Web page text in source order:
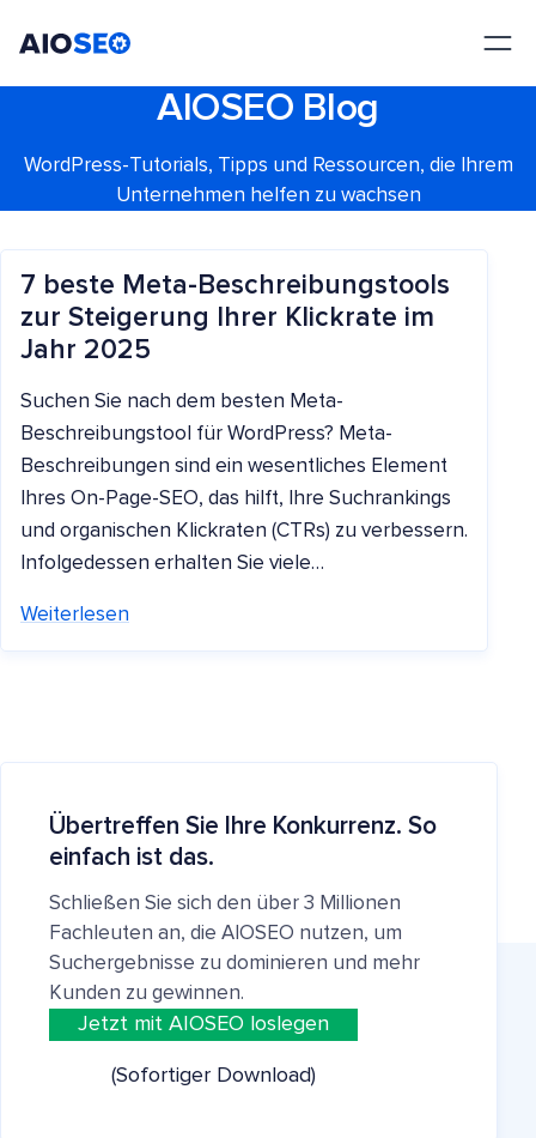
AIOSEO Blog
WordPress-Tutorials, Tipps und Ressourcen, die Ihrem
Unternehmen helfen zu wachsen
7 beste Meta-Beschreibungstools
zur Steigerung Ihrer Klickrate im
Jahr 2025
Suchen Sie nach dem besten Meta-
Beschreibungstool für WordPress? Meta-
Beschreibungen sind ein wesentliches Element
Ihres On-Page-SEO, das hilft, Ihre Suchrankings
und organischen Klickraten (CTRs) zu verbessern.
Infolgedessen erhalten Sie viele…
Weiterlesen
Übertreffen Sie Ihre Konkurrenz. So
einfach ist das.
Schließen Sie sich den über 3 Millionen
Fachleuten an, die AIOSEO nutzen, um
Suchergebnisse zu dominieren und mehr
Kunden zu gewinnen.
Jetzt mit AIOSEO loslegen
(Sofortiger Download)